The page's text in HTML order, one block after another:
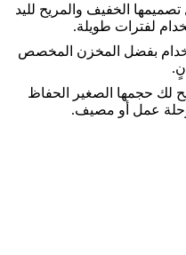
الخفيف والمريح لليد
لفترات طويلة.
بفضل المخزن المخصص
لك حجمها الصغير الحفاظ
عمل أو مصيف.